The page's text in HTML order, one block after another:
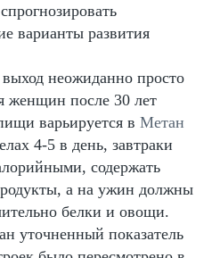
варианты развития
неожиданно просто
женщин после 30 лет
варьируется в Метан
4-5 в день, завтраки
содержать
а на ужин должны
белки и овощи.
уточненный показатель